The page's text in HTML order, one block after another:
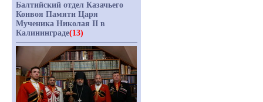
Балтийский отдел Казачьего
Конвоя Памяти Царя
Мученика Николая II в
Калининграде(13)